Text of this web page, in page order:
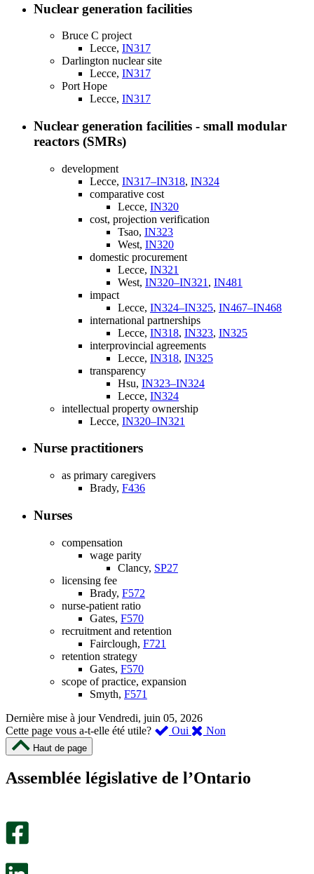
Nuclear generation facilities
Bruce C project
Lecce, IN317
Darlington nuclear site
Lecce, IN317
Port Hope
Lecce, IN317
Nuclear generation facilities - small modular
reactors (SMRs)
development
Lecce, IN317–IN318, IN324
comparative cost
Lecce, IN320
cost, projection verification
Tsao, IN323
West, IN320
domestic procurement
Lecce, IN321
West, IN320–IN321 , IN481
impact
Lecce, IN324–IN325, IN467–IN468
international partnerships
Lecce, IN318, IN323, IN325
interprovincial agreements
Lecce, IN318, IN325
transparency
Hsu, IN323–IN324
Lecce, IN324
intellectual property ownership
Lecce, IN320–IN321
Nurse practitioners
as primary caregivers
Brady, F436
Nurses
compensation
wage parity
Clancy, SP27
licensing fee
Brady, F572
nurse-patient ratio
Gates, F570
recruitment and retention
Fairclough, F721
retention strategy
Gates, F570
scope of practice, expansion
Smyth, F571
Dernière mise à jourVendredi, juin 05, 2026
Cette page vous a-t-elle été utile?
Oui ,
été
Non
m’a
Haut de page
Assemblée législative de l’Ontario